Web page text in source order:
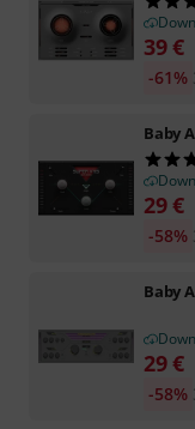
39€
-61%
Baby
29€
-58%
Baby
29€
-58%